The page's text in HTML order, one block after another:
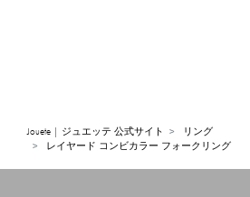
Jouete | ジュエッテ 公式サイト
リング
レイヤード コンビカラー フォークリング